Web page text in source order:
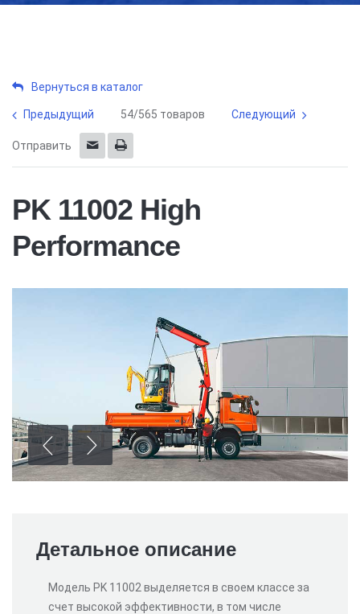
Вернуться в каталог
Предыдущий 54/565 товаров Следующий
Отправить
PK 11002 High
Performance
Детальное описание
Модель PK 11002 выделяется в своем классе за
счет высокой эффективности, в том числе